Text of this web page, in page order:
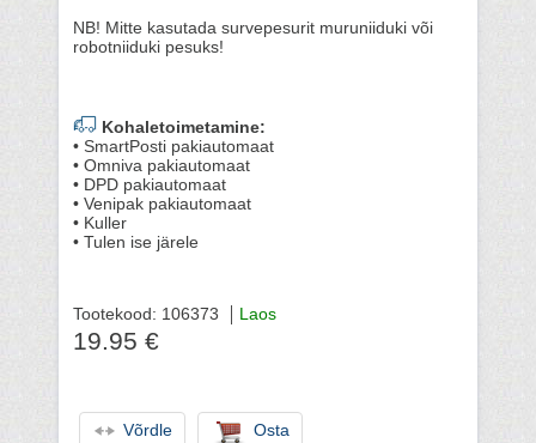
NB! Mitte kasutada survepesurit muruniiduki või
robotniiduki pesuks!
Kohaletoimetamine:
• SmartPosti pakiautomaat
• Omniva pakiautomaat
• DPD pakiautomaat
• Venipak pakiautomaat
• Kuller
• Tulen ise järele
Tootekood: 106373 Laos
19.95 €
Võrdle Osta